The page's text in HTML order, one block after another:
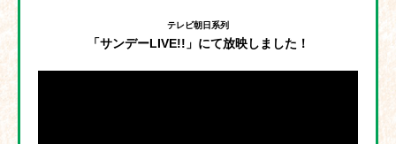
テレビ朝日系列
「サンデーLIVE!!」にて放映しました！